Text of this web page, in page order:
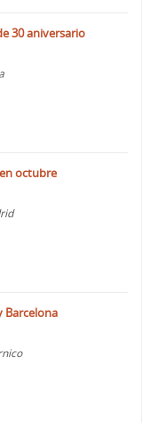
30 aniversario
octubre
Barcelona